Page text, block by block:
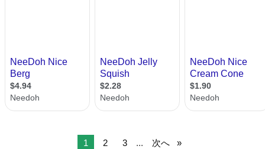
1 2 3 ... 次へ